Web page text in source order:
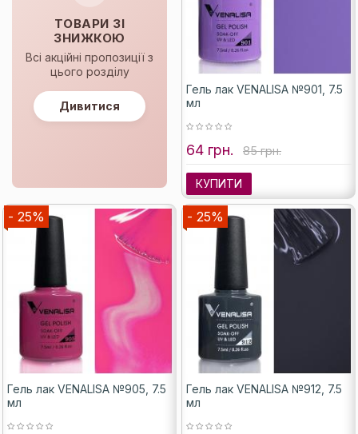
ТОВАРИ ЗІ
ЗНИЖКОЮ
Всі акційні пропозиції з
цього розділу
Дивитися
Гель лак VENALISA №901, 7.5
мл
64 грн. 85 грн.
КУПИТИ
- 25%
Гель лак VENALISA №905, 7.5
мл
- 25%
Гель лак VENALISA №912, 7.5
мл